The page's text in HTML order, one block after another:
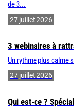
de 3...
27 juillet 2026
3 webinaires à
Un rythme plus calme
27 juillet 2026
Qui est-ce ?